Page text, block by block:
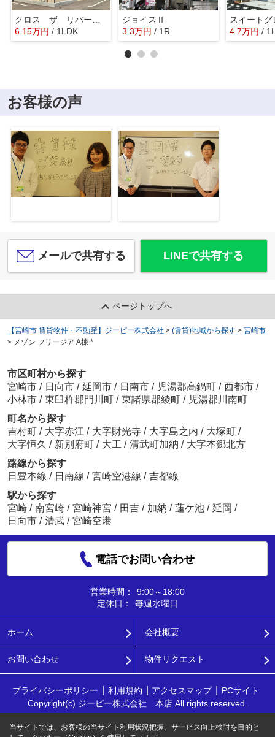
6.15万円 / 1LDK
ジョイスⅡ
3.3万円 / 1R
スイート
4.7万円 /
お客様の声
メールで共有する LINEで共有する
ページトップへ
【宮崎市 賃貸物件・不動産】ジーピー株式会社 > (賃貸)地域から探す > 宮崎市
> メゾン フリージア A棟 *
市区町村から探す
宮崎市 / 日向市 / 延岡市 / 日南市 / 児湯郡高鍋町 / 西都市 /
小林市 / 東臼杵郡門川町 / 東諸県郡綾町 / 児湯郡川南町
町名から探す
吉村町 / 大字赤江 / 大字財光寺 / 大字島之内 / 大塚町 /
大字恒久 / 新別府町 / 大工 / 清武町加納 / 大字本郷北方
路線から探す
日豊本線 / 日南線 / 宮崎空港線 / 吉都線
駅から探す
宮崎 / 南宮崎 / 宮崎神宮 / 田吉 / 加納 / 蓮ケ池 / 延岡 /
日向市 / 清武 / 宮崎空港
電話でお問い合わせ
営業時間：
9:00～18:00
定休日：
毎週水曜日
ホーム 会社概要
お問い合わせ 物件リクエスト
プライバシーポリシー 利用規約 アクセスマップ
PCサイト
Copyright(c) ジーピー株式会社 本店 All rights reserved.
当サイトでは、お客様の当サイト利用状況把握、サービス向上検討を目的と